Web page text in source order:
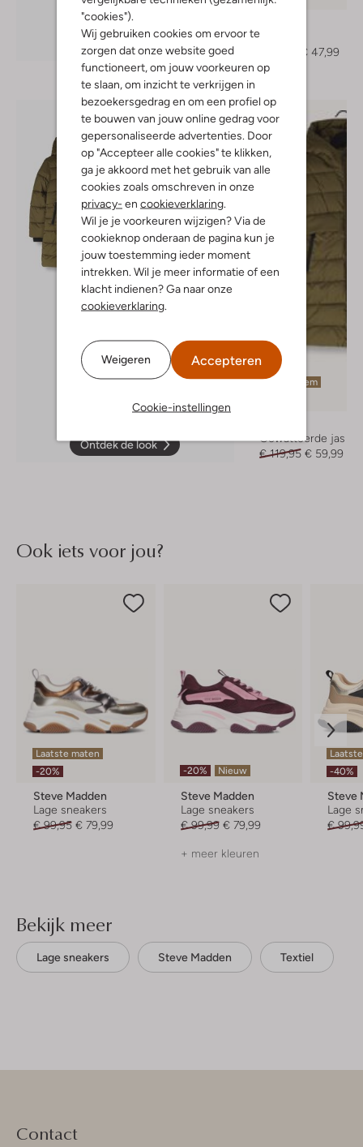
"cookies").
Wij gebruiken cookies om ervoor te
zorgen dat onze website goed
functioneert, om jouw voorkeuren op
te slaan, om inzicht te verkrijgen in
bezoekersgedrag en om een profiel op
te bouwen van jouw online gedrag voor
gepersonaliseerde advertenties. Door
op "Accepteer alle cookies" te klikken,
ga je akkoord met het gebruik van alle
cookies zoals omschreven in onze
privacy- en cookieverklaring
Wil je je voorkeuren wijzigen? Via de
cookieknop onderaan de pagina kun je
jouw toestemming ieder moment
intrekken. Wil je meer informatie of een
klacht indienen? Ga naar onze
cookieverklaring
Weigeren Accepteren
Cookie-instellingen
Ontdek de look
Jack
€ 47,99
Ontdek de look
Laatste item
Gewatteerde jas
€ 119,95 € 59,99
Ook iets voor jou?
Laatste maten
-20%
Steve Madden
Lage sneakers
€ 99,95 € 79,99
-20% Nieuw
Steve Madden
Lage sneakers
€ 99,99 € 79,99
+ meer kleuren
-40%
Steve
Lage
€
Bekijk meer
Lage sneakers Steve Madden Textiel
Contact